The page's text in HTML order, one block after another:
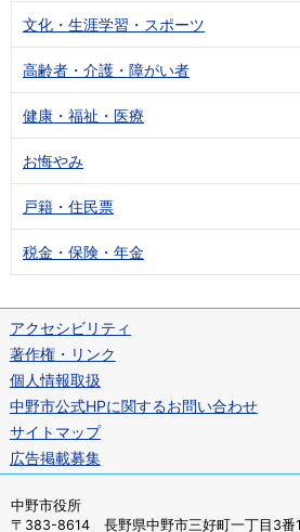
文化・生涯学習・スポーツ
高齢者・介護・障がい者
健康・福祉・医療
お悔やみ
戸籍・住民票
税金・保険・年金
アクセシビリティ
著作権・リンク
個人情報取扱
中野市公式HPに関するお問い合わせ
サイトマップ
広告掲載募集
中野市役所
〒383-8614 長野県中野市三好町一丁目3